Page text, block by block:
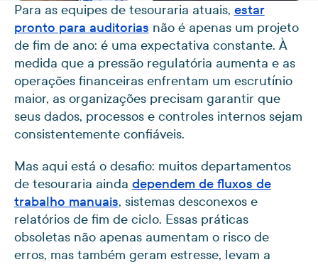
Para as equipes de tesouraria atuais, estar
pronto para auditorias não é apenas um projeto
de fim de ano: é uma expectativa constante. À
medida que a pressão regulatória aumenta e as
operações financeiras enfrentam um escrutínio
maior, as organizações precisam garantir que
seus dados, processos e controles internos sejam
consistentemente confiáveis.
Mas aqui está o desafio: muitos departamentos
de tesouraria ainda dependem de fluxos de
trabalho manuais, sistemas desconexos e
relatórios de fim de ciclo. Essas práticas
obsoletas não apenas aumentam o risco de
erros, mas também geram estresse, levam a